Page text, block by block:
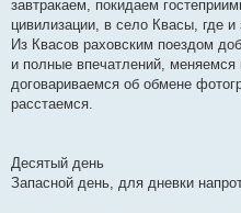
завтракаем, покидаем
цивилизации, в село Квасы, где
Из Квасов раховским поездом
и полные впечатлений,
договариваемся об обмене
расстаемся.
Десятый день
Запасной день, для дневки